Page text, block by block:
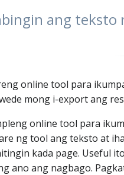
ang teksto
online tool para
mong i-export ang
online tool para
ng tool ang teksto at
kada page. Useful
ano ang nagbago.